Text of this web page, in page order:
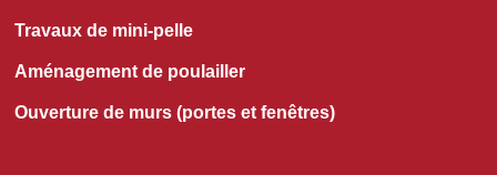
Travaux de mini-pelle
Aménagement de poulailler
Ouverture de murs (portes et fenêtres)